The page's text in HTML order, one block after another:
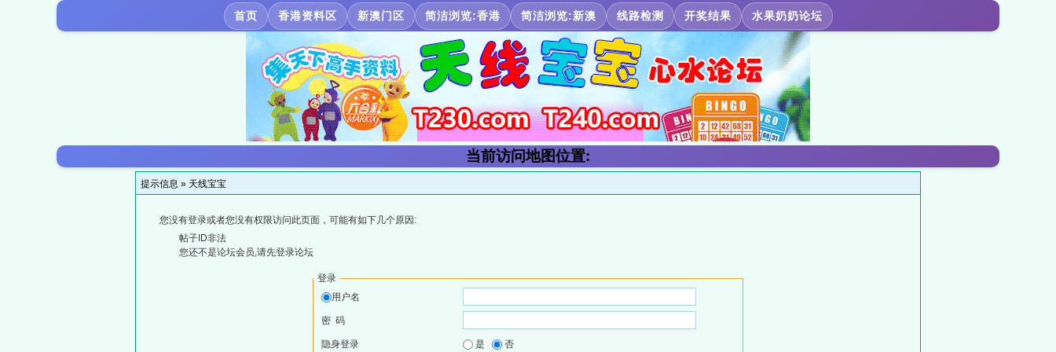
首页 香港资料区 新澳门区 简洁浏览:香港 简洁浏览:新澳 线路检测 开奖结果 水果奶奶论坛
当前访问地图位置:
提示信息 » 天线宝宝
您没有登录或者您没有权限访问此页面，可能有如下几个原因:
帖子ID非法
您还不是论坛会员,请先登录论坛
登录
用户名
密 码
隐身登录 是 否